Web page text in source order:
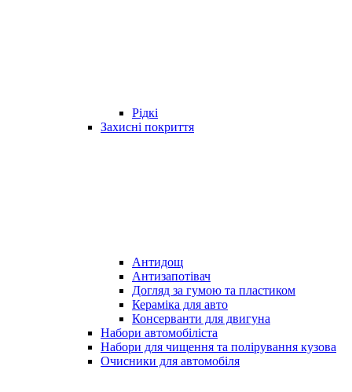
Рідкі
Захисні покриття
Антидощ
Антизапотівач
Догляд за гумою та пластиком
Кераміка для авто
Консерванти для двигуна
Набори автомобіліста
Набори для чищення та полірування кузова
Очисники для автомобіля